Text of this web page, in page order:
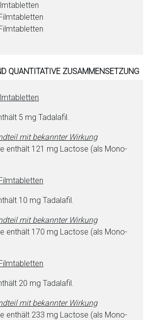
F
QUANTITATIVE ZUSAMMENSETZUNG
5 mg Ta­da­la­fil.
mit bekannter Wirkung
enthält 121 mg Lac­to­se (als Mo­no­
10 mg Ta­da­la­fil.
mit bekannter Wirkung
enthält 170 mg Lac­to­se (als Mo­no­
20 mg Ta­da­la­fil.
mit bekannter Wirkung
enthält 233 mg Lac­to­se (als Mo­no­